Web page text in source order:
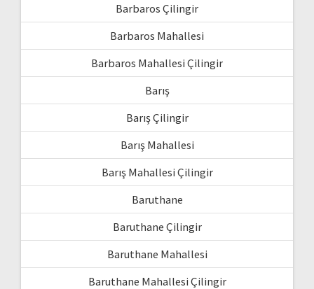
Barbaros Çilingir
Barbaros Mahallesi
Barbaros Mahallesi Çilingir
Barış
Barış Çilingir
Barış Mahallesi
Barış Mahallesi Çilingir
Baruthane
Baruthane Çilingir
Baruthane Mahallesi
Baruthane Mahallesi Çilingir